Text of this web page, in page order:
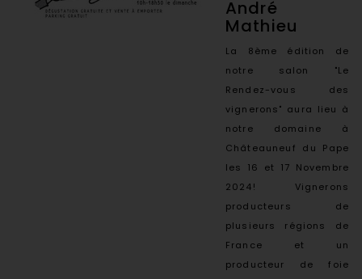
André
Mathieu
La 8ème édition de
notre salon "Le
Rendez-vous des
vignerons" aura lieu à
notre domaine à
Châteauneuf du Pape
les 16 et 17 Novembre
2024! Vignerons
producteurs de
plusieurs régions de
France et un
producteur de foie